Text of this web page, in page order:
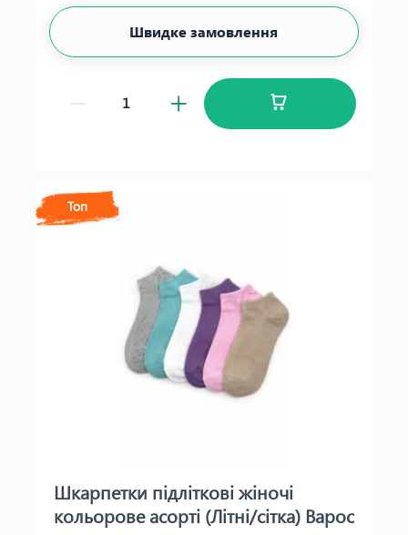
Швидке замовлення
Топ
Шкарпетки підліткові жіночі
кольорове асорті (Літні/сітка) Варос